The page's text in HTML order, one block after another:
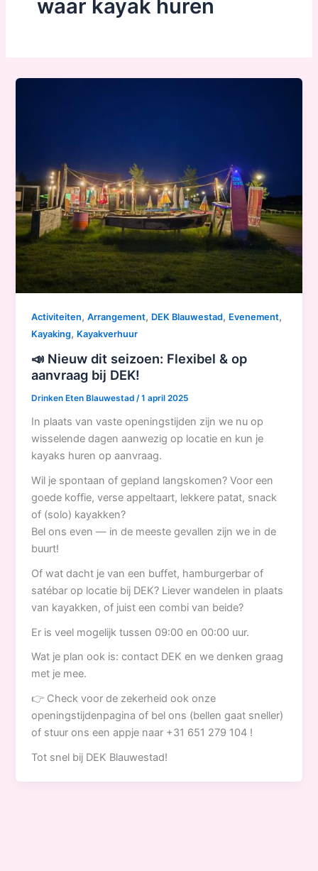
waar kayak huren
Activiteiten,Arrangement, DEK Blauwestad, Evenement,
Kayaking, Kayakverhuur
📣 Nieuw dit seizoen: Flexibel & op
aanvraag bij DEK!
Drinken Eten Blauwestad/1 april 2025
In plaats van vaste openingstijden zijn we nu op
wisselende dagen aanwezig op locatie en kun je
kayaks huren op aanvraag.
Wil je spontaan of gepland langskomen? Voor een
goede koffie, verse appeltaart, lekkere patat, snack
of (solo) kayakken?
Bel ons even — in de meeste gevallen zijn we in de
buurt!
Of wat dacht je van een buffet, hamburgerbar of
satébar op locatie bij DEK? Liever wandelen in plaats
van kayakken, of juist een combi van beide?
Er is veel mogelijk tussen 09:00 en 00:00 uur.
Wat je plan ook is: contact DEK en we denken graag
met je mee.
👉 Check voor de zekerheid ook onze
openingstijdenpagina of bel ons (bellen gaat sneller)
of stuur ons een appje naar +31 651 279 104 !
Tot snel bij DEK Blauwestad!